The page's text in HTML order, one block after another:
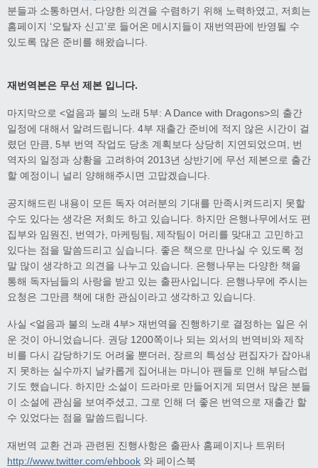
분들과 소통하면서, 다양한 의견을 수렴하기 위해 노력하였고, 저희는
홈페이지 ‘오탈자 신고’로 들어온 메시지들이 재번역판에 반영될 수
있도록 많은 준비를 해왔습니다.
재번역본은 무선 제본 입니다.
마지막으로 <얼음과 불의 노래 5부: A Dance with Dragons>의 출간
일정에 대해서 알려드립니다. 4부 재출간 준비에 적지 않은 시간이 걸
렸던 만큼, 5부 번역 작업도 당초 계획보다 상당히 지연되었으며, 번
역자의 일정과 상황을 고려하여 2013년 상반기에 무선 제본으로 출간
할 예정이니 널리 양해해주시면 고맙겠습니다.
공지해드린 내용이 모든 독자 여러분의 기대를 만족시켜드리지 못할
수도 있다는 생각은 저희도 하고 있습니다. 하지만 은행나무에서도 편
집부와 임원진, 번역가, 마케팅팀, 제작팀이 머리를 맞대고 고민하고
있다는 점을 말씀드리고 싶습니다. 좋은 책으로 만나실 수 있도록 정
말 많이 생각하고 의견을 나누고 있습니다. 은행나무는 다양한 책을
통해 독자님들의 사랑을 받고 있는 출판사입니다. 은행나무에 주시는
요청은 그만큼 책에 대한 관심이라고 생각하고 있습니다.
사실 <얼음과 불의 노래 4부> 재번역을 진행하기로 결정하는 일은 쉬
운 것이 아니었습니다. 권당 1200쪽이나 되는 외서의 번역비와 제작
비를 다시 감당하기도 어려울 뿐더러, 장르의 특성상 편집자가 잡아내
지 못하는 실수까지 날카롭게 집어내는 마니아 팬들로 인해 부담스럽
기도 했습니다. 하지만 소설이 드라마로 만들어지게 되면서 많은 분들
이 소설에 관심을 보여주셨고, 그로 인해 더 좋은 번역으로 재출간 할
수 있었다는 점을 말씀드립니다.
재번역 교환 건과 관련된 진행사항은 출판사 홈페이지나 트위터
http://www.twitter.com/ehbook 와 페이스북